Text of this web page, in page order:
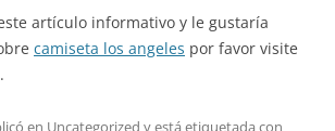
artículo informativo y le gustaría
camiseta los angeles por favor visite
en Uncategorized y está etiquetada con